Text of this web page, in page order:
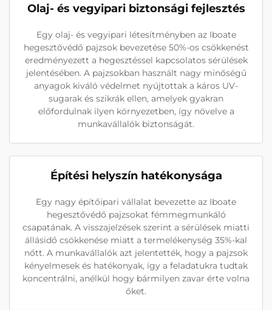
Olaj- és vegyipari biztonsági fejlesztés
Egy olaj- és vegyipari létesítményben az Iboate
hegesztővédő pajzsok bevezetése 50%-os csökkenést
eredményezett a hegesztéssel kapcsolatos sérülések
jelentésében. A pajzsokban használt nagy minőségű
anyagok kiváló védelmet nyújtottak a káros UV-
sugarak és szikrák ellen, amelyek gyakran
előfordulnak ilyen környezetben, így növelve a
munkavállalók biztonságát.
Építési helyszín hatékonysága
Egy nagy építőipari vállalat bevezette az Iboate
hegesztővédő pajzsokat fémmegmunkáló
csapatának. A visszajelzések szerint a sérülések miatti
állásidő csökkenése miatt a termelékenység 35%-kal
nőtt. A munkavállalók azt jelentették, hogy a pajzsok
kényelmesek és hatékonyak, így a feladatukra tudtak
koncentrálni, anélkül hogy bármilyen zavar érte volna
őket.